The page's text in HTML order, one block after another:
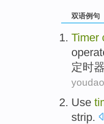
双语例句
Timer
定时器
youdao
Use
strip.